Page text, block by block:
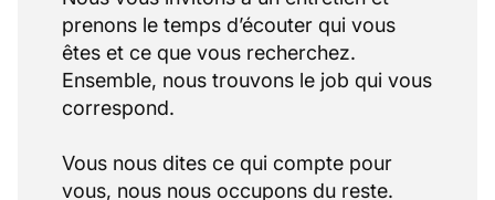
prenons le temps d’écouter qui vous
êtes et ce que vous recherchez.
Ensemble, nous trouvons le job qui vous
correspond.
Vous nous dites ce qui compte pour